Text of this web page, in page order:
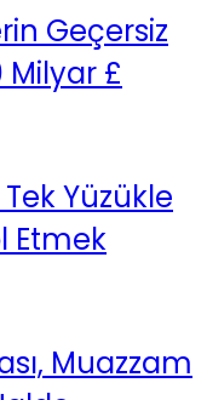
Geçersiz
£
Yüzükle
Etmek
Muazzam